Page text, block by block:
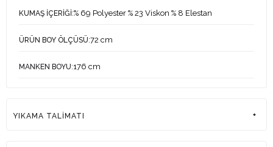
KUMAŞ İÇERİĞİ:% 69 Polyester % 23 Viskon % 8 Elestan
ÜRÜN BOY ÖLÇÜSÜ:72 cm
MANKEN BOYU:176 cm
MANKEN ÜZERİNDEKİ ÜRÜN BEDENİ
YIKAMA TALİMATI